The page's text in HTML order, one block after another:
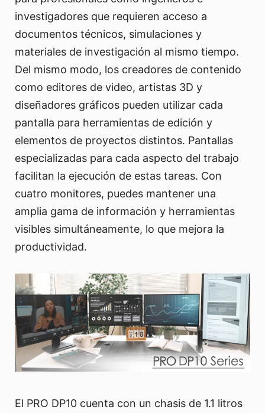
investigadores que requieren acceso a
documentos técnicos, simulaciones y
materiales de investigación al mismo tiempo.
Del mismo modo, los creadores de contenido
como editores de video, artistas 3D y
diseñadores gráficos pueden utilizar cada
pantalla para herramientas de edición y
elementos de proyectos distintos. Pantallas
especializadas para cada aspecto del trabajo
facilitan la ejecución de estas tareas. Con
cuatro monitores, puedes mantener una
amplia gama de información y herramientas
visibles simultáneamente, lo que mejora la
productividad.
El PRO DP10 cuenta con un chasis de 1.1 litros